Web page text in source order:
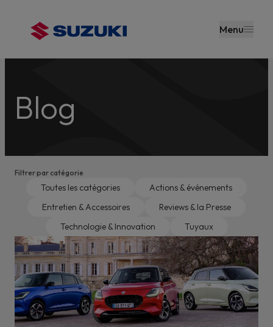
principal
Menu
Blog
Filtrer par catégorie
Toutes les catégories
Actions & événements
Entretien & Accessoires
Reviews & la Presse
Technologie & Innovation
Tuyaux